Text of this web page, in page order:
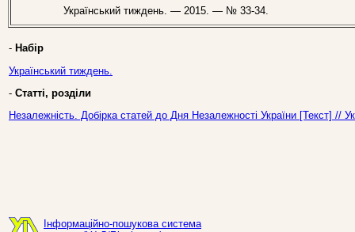
Український тиждень. — 2015. — № 33-34.
- Набір
Український тиждень.
- Статті, розділи
Незалежність. Добірка статей до Дня Незалежності України
Інформаційно-пошукова система